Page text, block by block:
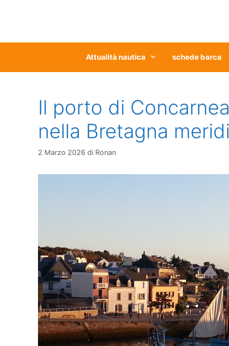
Attualità nautica schede barca
Il porto di
nella Bretagna
2 Marzo 2026 di Ronan